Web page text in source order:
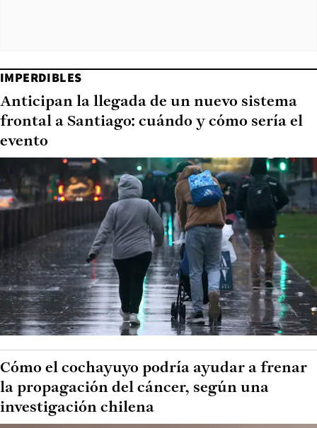
IMPERDIBLES
Anticipan la llegada de un nuevo sistema
frontal a Santiago: cuándo y cómo sería el
evento
Cómo el cochayuyo podría ayudar a frenar
la propagación del cáncer, según una
investigación chilena